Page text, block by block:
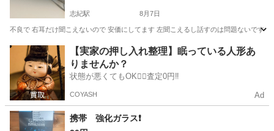
志紀駅 8月7日
不良で 右耳だけ聞こえないので 安価にしてます 左聞こえるし話すのは問題ないです
大阪 八尾市 志紀駅 生活雑貨 イヤホン
【実家の押し入れ整理】眠っている人形あ
りませんか？
状態が悪くてもOK🙆‍♀️査定0円‼️
COYASH Ad
携帯 強化ガラス❗️